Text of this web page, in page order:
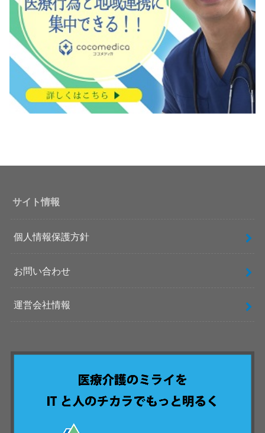
サイト情報
個人情報保護方針
お問い合わせ
運営会社情報